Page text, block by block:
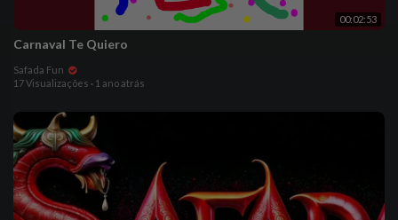
00:02:53
Carnaval Te Quiero
Safada Fun
17 Visualizações · 1 ano atrás